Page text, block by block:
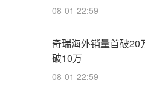
08-01 22:59
奇瑞海外销量首破20
破10万
08-01 22:59